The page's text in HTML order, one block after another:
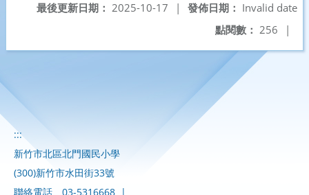
發佈日期： Invalid date
最後更新日期： 2025-10-17
|
點閱數： 256 |
:::
新竹市北區北門國民小學
(300)新竹市水田街33號
聯絡電話
03-5316668 |